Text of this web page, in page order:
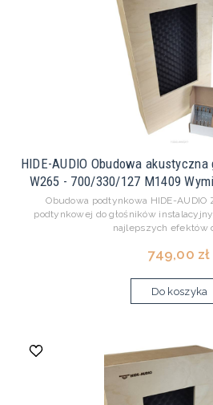
HIDE-AUDIO Obudowa
W265 - 700/330/127 M1409
Obudowa podtynkowa HIDE-AUDIO
podtynkowej do głośników
najlepszych efektów
749,00 zł
Do koszyka